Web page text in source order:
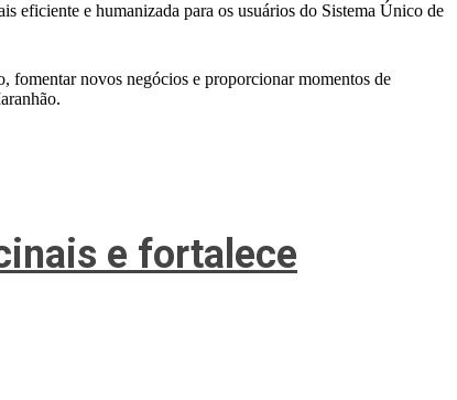
eficiente e humanizada para os usuários do Sistema Único de
fomentar novos negócios e proporcionar momentos de
e fortalece